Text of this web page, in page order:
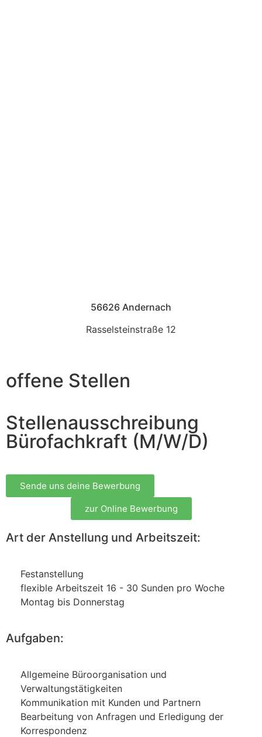
56626 Andernach
Rasselsteinstraße 12
offene Stellen
Stellenausschreibung
Bürofachkraft (M/W/D)
Sende uns deine Bewerbung
zur Online Bewerbung
Art der Anstellung und Arbeitszeit:
Festanstellung
flexible Arbeitszeit 16 - 30 Sunden pro Woche
Montag bis Donnerstag
Aufgaben:
Allgemeine Büroorganisation und
Verwaltungstätigkeiten
Kommunikation mit Kunden und Partnern
Bearbeitung von Anfragen und Erledigung der
Korrespondenz